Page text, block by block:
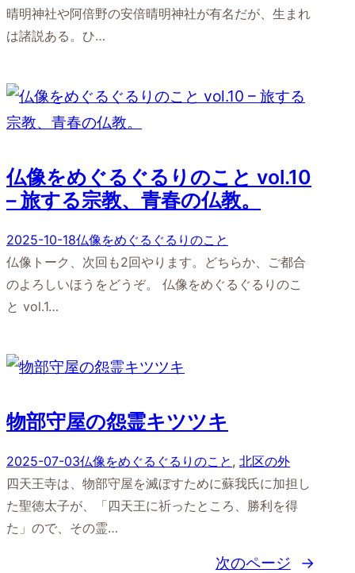
晴明神社や阿倍野の安倍晴明神社が有名だが、生まれ
は諸説ある。ひ…
仏像をめぐるぐるりのこと vol.10
– 旅する宗教、青春の仏教。
2025-10-18仏像をめぐるぐるりのこと
仏像トーク、次回も2回やります。どちらか、ご都合
のよろしいほうをどうぞ。 仏像をめぐるぐるりのこ
と vol.1…
物部守屋の怨霊キツツキ
2025-07-03仏像をめぐるぐるりのこと , 北区の外
四天王寺は、物部守屋を滅ぼすために蘇我氏に加担し
た聖徳太子が、「四天王に祈ったところ、勝利を得
た」ので、その霊…
次のページ →